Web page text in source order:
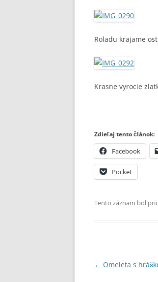
Roladu krajame
Krasne vyrocie
Zdieľaj tento článok:
Facebook
Pocket
Tento záznam bol
Navigácia
← Omeleta s